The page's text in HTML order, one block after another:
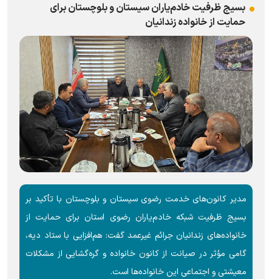
بسیج ظرفیت خادم‌یاران سیستان و بلوچستان برای
حمایت از خانواده زندانیان
مدیر کانون‌های خدمت رضوی سیستان و بلوچستان با تأکید بر
بسیج ظرفیت شبکه خادم‌یاران رضوی استان برای حمایت از
خانواده‌های زندانیان جرائم غیرعمد گفت: هم‌افزایی با ستاد دیه،
گامی مؤثر در صیانت از کانون خانواده و گره‌گشایی از مشکلات
معیشتی و اجتماعی این خانواده‌ها است.